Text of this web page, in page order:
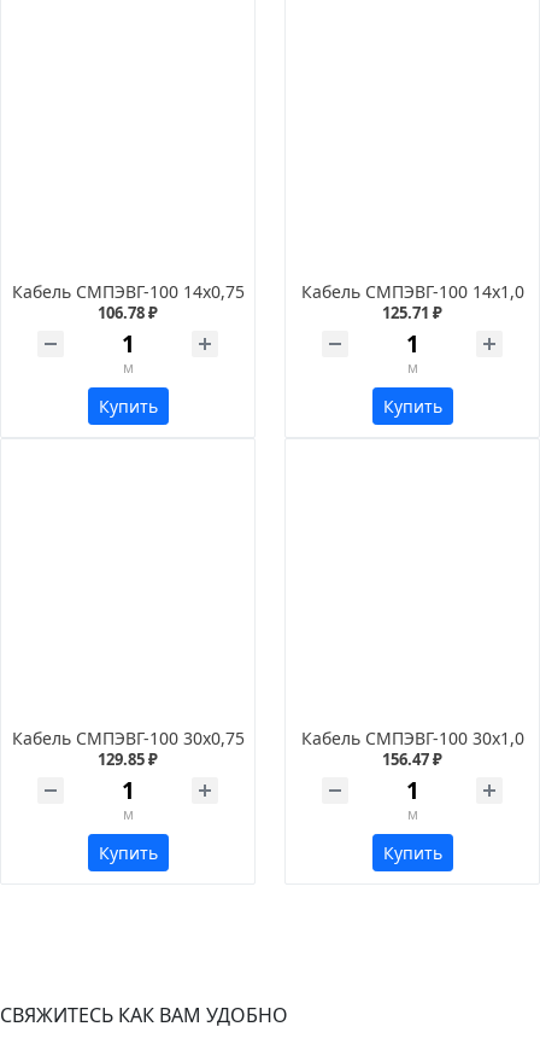
Кабель СМПЭВГ-100 14х0,75
106.78 ₽
м
Купить
Кабель СМПЭВГ-100 14х1,0
125.71 ₽
м
Купить
Кабель СМПЭВГ-100 30х0,75
129.85 ₽
м
Купить
Кабель СМПЭВГ-100 30х1,0
156.47 ₽
м
Купить
СВЯЖИТЕСЬ КАК ВАМ УДОБНО